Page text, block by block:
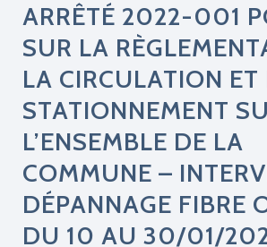
ARRÊTÉ 2022-001
SUR LA
LA CIRCULATION ET
STATIONNEMENT
L’ENSEMBLE DE LA
COMMUNE –
DÉPANNAGE FIBRE
DU 10 AU 30/01/